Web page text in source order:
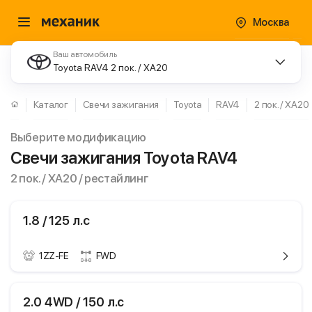
Москва
Ваш автомобиль
Toyota RAV4 2 пок. / XA20
Каталог Свечи зажигания Toyota RAV4 2 пок. / XA20
Выберите модификацию
Свечи зажигания Toyota RAV4
2 пок. / XA20 / рестайлинг
1.8 / 125 л.с
1ZZ-FE FWD
Toyota RAV4
2.0 4WD / 150 л.с